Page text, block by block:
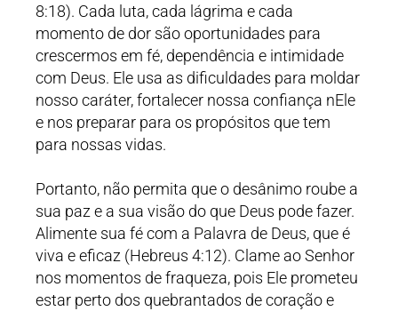
8:18). Cada luta, cada lágrima e cada
momento de dor são oportunidades para
crescermos em fé, dependência e intimidade
com Deus. Ele usa as dificuldades para moldar
nosso caráter, fortalecer nossa confiança nEle
e nos preparar para os propósitos que tem
para nossas vidas.
Portanto, não permita que o desânimo roube a
sua paz e a sua visão do que Deus pode fazer.
Alimente sua fé com a Palavra de Deus, que é
viva e eficaz (Hebreus 4:12). Clame ao Senhor
nos momentos de fraqueza, pois Ele prometeu
estar perto dos quebrantados de coração e